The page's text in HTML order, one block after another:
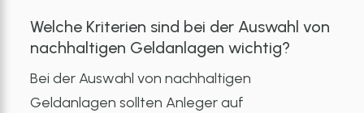
Welche Kriterien sind bei der Auswahl von
nachhaltigen Geldanlagen wichtig?
Bei der Auswahl von nachhaltigen
Geldanlagen sollten Anleger auf